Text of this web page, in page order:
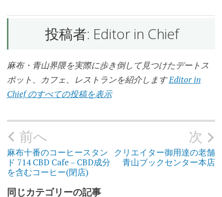
ー
ヒ
ス
ン
イ
ク
ア
ウ
ト
六
本
投稿者: Editor in Chief
麻布・青山界隈を実際に歩き倒して見つけたデートス
ポット、カフェ、レストランを紹介しますEditor in
Chief のすべての投稿を表示
稿
ビ
ゲ
ー
シ
ョ
ン
前へ
麻布十番のコーヒースタン
ド 714 CBD Cafe – CBD成分
を含むコーヒー(閉店)
次
クリエイター御用達の老舗
青山ブックセンター本店
同じカテゴリーの記事